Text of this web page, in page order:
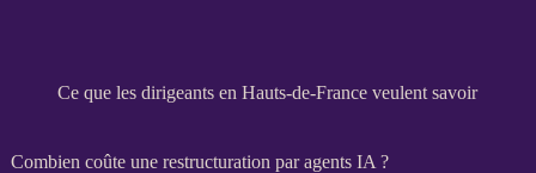
Ce que les dirigeants en Hauts-de-France veulent savoir
Combien coûte une restructuration par agents IA ?